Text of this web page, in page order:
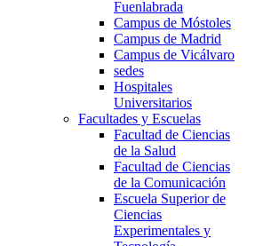
Fuenlabrada
Campus de Móstoles
Campus de Madrid
Campus de Vicálvaro
sedes
Hospitales
Universitarios
Facultades y Escuelas
Facultad de Ciencias
de la Salud
Facultad de Ciencias
de la Comunicación
Escuela Superior de
Ciencias
Experimentales y